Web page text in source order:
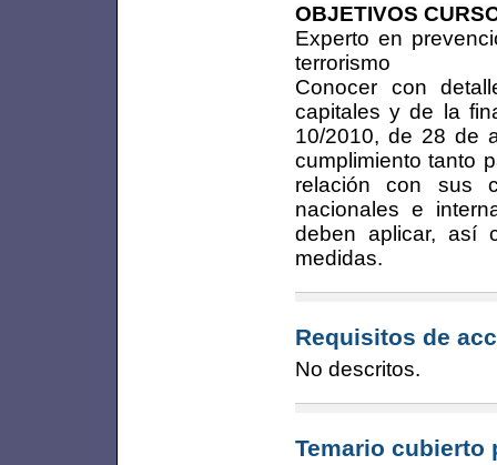
OBJETIVOS
Experto en
terrorismo
Conocer con
capitales y de la
10/2010, de 28 de
cumplimiento tanto
relación con sus
nacionales e
deben aplicar, así
medidas.
Requisitos de
No descritos.
Temario cubierto